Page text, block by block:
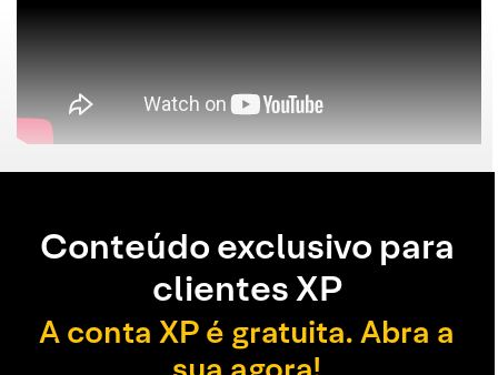
Conteúdo exclusivo para
clientes XP
A conta XP é gratuita. Abra a